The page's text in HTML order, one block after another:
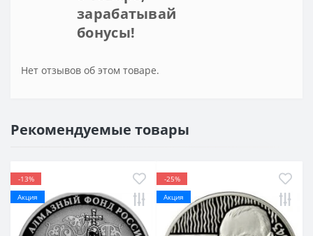
зарабатывай
бонусы!
Нет отзывов об этом товаре.
Рекомендуемые товары
-13%
Акция
-25%
Акция